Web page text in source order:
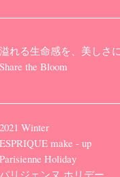
溢れる生命感を、美しさに
Share the Bloom
2021 Winter
ESPRIQUE make - up
Parisienne Holiday